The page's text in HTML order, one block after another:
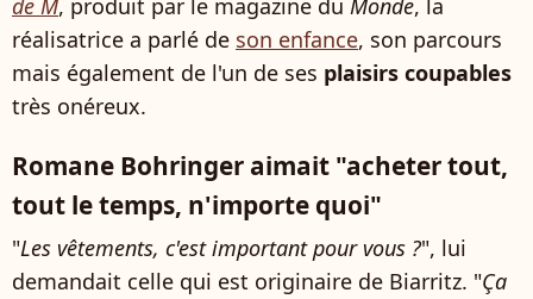
de M, produit par le magazine du Monde, la
réalisatrice a parlé de son enfance, son parcours
mais également de l'un de ses plaisirs coupables
très onéreux.
Romane Bohringer aimait "acheter tout,
tout le temps, n'importe quoi"
"Les vêtements, c'est important pour vous ?", lui
demandait celle qui est originaire de Biarritz. "Ça